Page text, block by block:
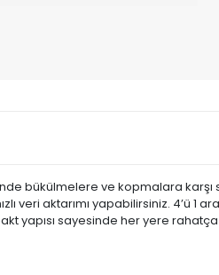
bükülmelere ve kopmalara karşı
veri aktarımı yapabilirsiniz. 4’ü 1
yapısı sayesinde her yere